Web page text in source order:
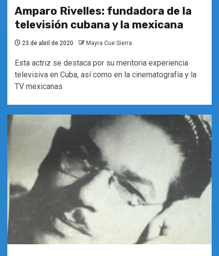
Amparo Rivelles: fundadora de la
televisión cubana y la mexicana
23 de abril de 2020 Mayra Cue Sierra
Esta actriz se destaca por su meritoria experiencia
televisiva en Cuba, así como en la cinematografía y la
TV mexicanas